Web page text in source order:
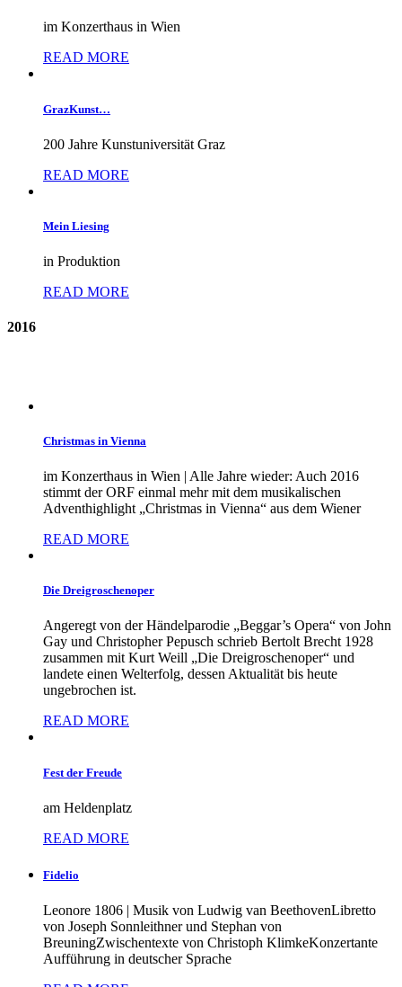
im Konzerthaus in Wien
READ MORE
GrazKunst…
200 Jahre Kunstuniversität Graz
READ MORE
Mein Liesing
in Produktion
READ MORE
2016
Christmas in Vienna
im Konzerthaus in Wien | Alle Jahre wieder: Auch 2016
stimmt der ORF einmal mehr mit dem musikalischen
Adventhighlight „Christmas in Vienna“ aus dem Wiener
READ MORE
Die Dreigroschenoper
Angeregt von der Händelparodie „Beggar’s Opera“ von John
Gay und Christopher Pepusch schrieb Bertolt Brecht 1928
zusammen mit Kurt Weill „Die Dreigroschenoper“ und
landete einen Welterfolg, dessen Aktualität bis heute
ungebrochen ist.
READ MORE
Fest der Freude
am Heldenplatz
READ MORE
Fidelio
Leonore 1806 | Musik von Ludwig van BeethovenLibretto
von Joseph Sonnleithner und Stephan von
BreuningZwischentexte von Christoph KlimkeKonzertante
Aufführung in deutscher Sprache